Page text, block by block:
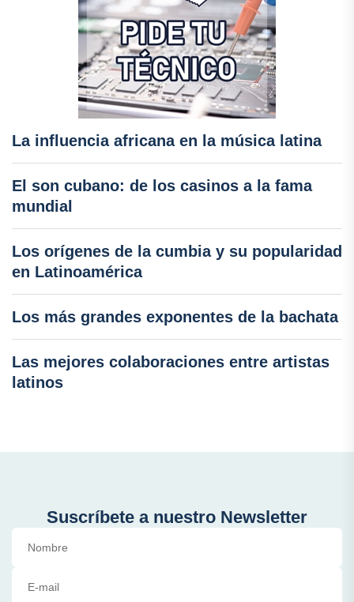
La influencia africana en la música latina
El son cubano: de los casinos a la fama
mundial
Los orígenes de la cumbia y su popularidad
en Latinoamérica
Los más grandes exponentes de la bachata
Las mejores colaboraciones entre artistas
latinos
Suscríbete a nuestro Newsletter